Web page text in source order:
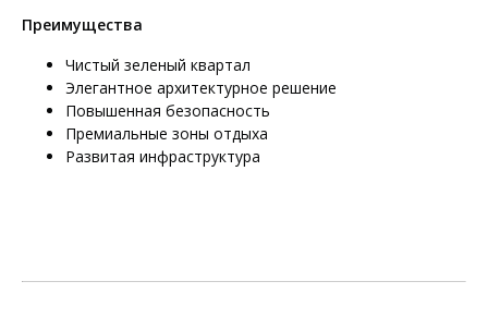
Преимущества
Чистый зеленый квартал
Элегантное архитектурное решение
Повышенная безопасность
Премиальные зоны отдыха
Развитая инфраструктура